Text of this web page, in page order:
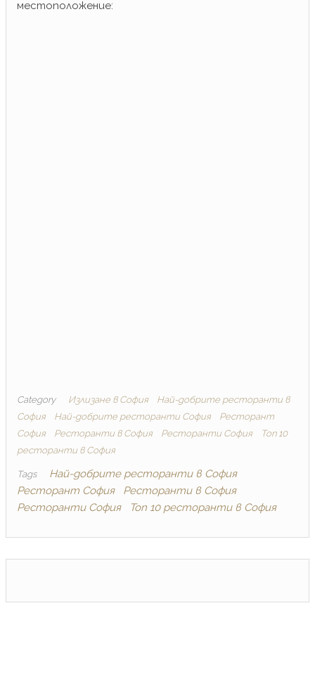
местоположение:
Category Излизане в София
Най-добрите ресторанти в
София
Най-добрите ресторанти София
Ресторант
София
Ресторанти в София Ресторанти София
Топ 10
ресторанти в София
Tags
Най-добрите ресторанти в София
Ресторант София
Ресторанти в София
Ресторанти София
Топ 10 ресторанти в София